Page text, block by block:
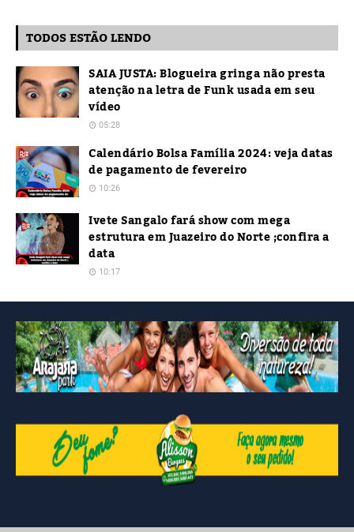
TODOS ESTÃO LENDO
SAIA JUSTA: Blogueira gringa não presta
atenção na letra de Funk usada em seu
vídeo
05:28
Calendário Bolsa Família 2024: veja datas
de pagamento de fevereiro
10:26
Ivete Sangalo fará show com mega
estrutura em Juazeiro do Norte ;confira a
data
10:17